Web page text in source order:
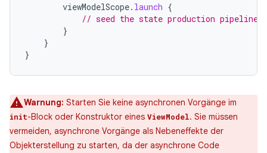
viewModelScope. launch {
// seed the state production pipeline
}
}
}
Warnung: Starten Sie keine asynchronen Vorgänge im
init-Block oder Konstruktor eines ViewModel. Sie müssen
vermeiden, asynchrone Vorgänge als Nebeneffekte der
Objekterstellung zu starten, da der asynchrone Code